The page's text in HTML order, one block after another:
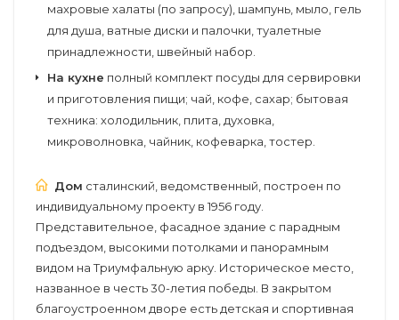
махровые халаты (по запросу), шампунь, мыло, гель
для душа, ватные диски и палочки, туалетные
принадлежности, швейный набор.
На кухне полный комплект посуды для сервировки
и приготовления пищи; чай, кофе, сахар; бытовая
техника: холодильник, плита, духовка,
микроволновка, чайник, кофеварка, тостер.
Дом сталинский, ведомственный, построен по
индивидуальному проекту в 1956 году.
Представительное, фасадное здание с парадным
подъездом, высокими потолками и панорамным
видом на Триумфальную арку. Историческое место,
названное в честь 30-летия победы. В закрытом
благоустроенном дворе есть детская и спортивная